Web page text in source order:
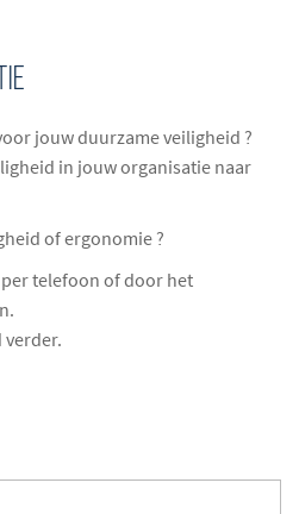
jouw duurzame veiligheid ?
in jouw organisatie naar
of ergonomie ?
telefoon of door het
verder.